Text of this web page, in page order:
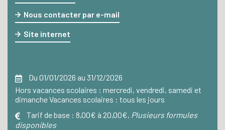
Nous contacter par e-mail
Site internet
Du 01/01/2026 au 31/12/2026
Hors vacances scolaires : mercredi, vendredi, samedi et
dimanche Vacances scolaires : tous les jours
Tarif de base : 8,00€ à 20,00€, Plusieurs formules
disponibles